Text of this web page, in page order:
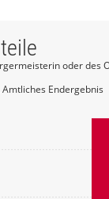
oder des
Endergebnis